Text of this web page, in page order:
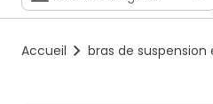
Accueil bras de suspension